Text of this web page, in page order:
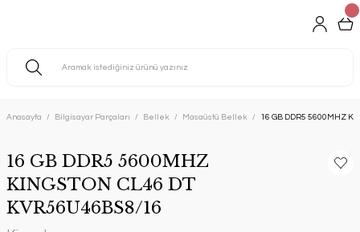
Anasayfa Bilgisayar Parçaları Bellek Masaüstü Bellek 16 GB DDR5 5600MHZ
16 GB DDR5 5600MHZ
KINGSTON CL46 DT
KVR56U46BS8/16